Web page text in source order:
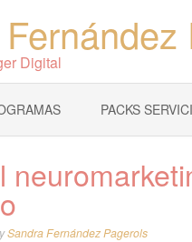
Digital
PACKS
Sandra Fernández Pagerols